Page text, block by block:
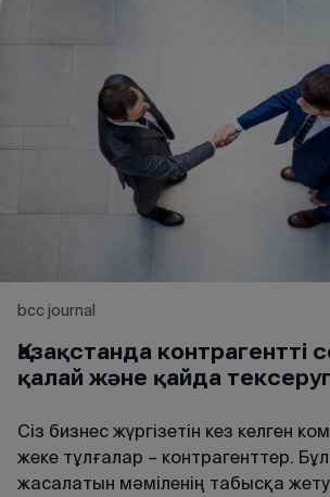
bcc journal
Қазақстанда контрагентті
қалай және қайда
Сіз бизнес жүргізетін кез келген
жеке тұлғалар – контрагенттер.
жасалатын мәміленің табысқа